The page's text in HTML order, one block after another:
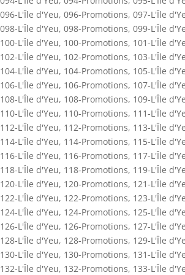
096-L'Île d'Yeu, 096-Promotions, 097-L'Île
098-L'Île d'Yeu, 098-Promotions, 099-L'Île
100-L'Île d'Yeu, 100-Promotions, 101-L'Île
102-L'Île d'Yeu, 102-Promotions, 103-L'Île
104-L'Île d'Yeu, 104-Promotions, 105-L'Île
106-L'Île d'Yeu, 106-Promotions, 107-L'Île
108-L'Île d'Yeu, 108-Promotions, 109-L'Île
110-L'Île d'Yeu, 110-Promotions, 111-L'Île
112-L'Île d'Yeu, 112-Promotions, 113-L'Île
114-L'Île d'Yeu, 114-Promotions, 115-L'Île
116-L'Île d'Yeu, 116-Promotions, 117-L'Île
118-L'Île d'Yeu, 118-Promotions, 119-L'Île
120-L'Île d'Yeu, 120-Promotions, 121-L'Île
122-L'Île d'Yeu, 122-Promotions, 123-L'Île
124-L'Île d'Yeu, 124-Promotions, 125-L'Île
126-L'Île d'Yeu, 126-Promotions, 127-L'Île
128-L'Île d'Yeu, 128-Promotions, 129-L'Île
130-L'Île d'Yeu, 130-Promotions, 131-L'Île
132-L'Île d'Yeu, 132-Promotions, 133-L'Île